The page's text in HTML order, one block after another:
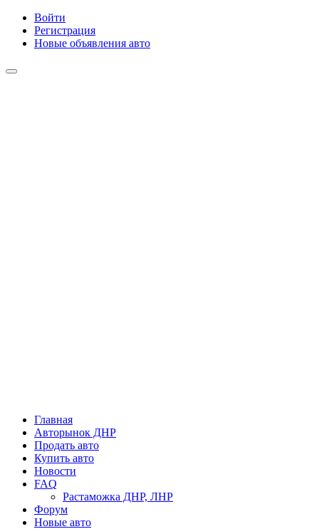
Войти
Регистрация
Новые объявления авто
Главная
Авторынок ДНР
Продать авто
Купить авто
Новости
FAQ
Растаможка ДНР, ЛНР
Форум
Новые авто